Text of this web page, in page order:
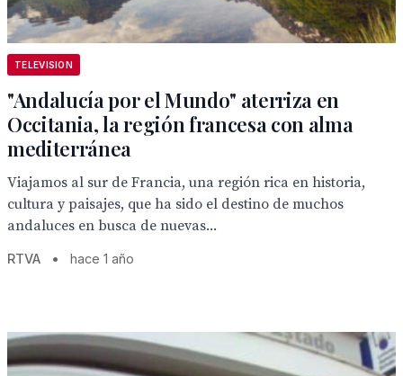
TELEVISION
"Andalucía por el Mundo" aterriza en
Occitania, la región francesa con alma
mediterránea
Viajamos al sur de Francia, una región rica en historia,
cultura y paisajes, que ha sido el destino de muchos
andaluces en busca de nuevas...
RTVA • hace 1 año